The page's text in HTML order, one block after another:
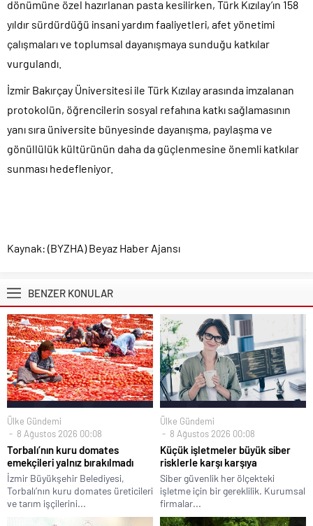
dönümüne özel hazırlanan pasta kesilirken, Türk Kızılay’ın 158
yıldır sürdürdüğü insani yardım faaliyetleri, afet yönetimi
çalışmaları ve toplumsal dayanışmaya sunduğu katkılar
vurgulandı.
İzmir Bakırçay Üniversitesi ile Türk Kızılay arasında imzalanan
protokolün, öğrencilerin sosyal refahına katkı sağlamasının
yanı sıra üniversite bünyesinde dayanışma, paylaşma ve
gönüllülük kültürünün daha da güçlenmesine önemli katkılar
sunması hedefleniyor.
Kaynak: (BYZHA) Beyaz Haber Ajansı
BENZER KONULAR
Ülke Gündemi
8 Ağustos 2026 00:08
Torbalı’nın kuru domates
emekçileri yalnız bırakılmadı
İzmir Büyükşehir Belediyesi,
Torbalı’nın kuru domates üreticileri
ve tarım işçilerini...
Ülke Gündemi
8 Ağustos 2026 00:08
Küçük işletmeler büyük siber
risklerle karşı karşıya
Siber güvenlik her ölçekteki
işletme için bir gereklilik. Kurumsal
firmalar...